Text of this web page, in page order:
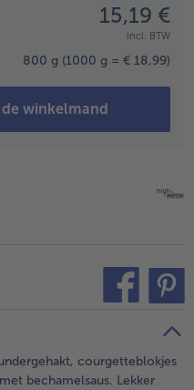
7 maaltijden naar keuze
15,19 €
incl. BTW
800 g (1000 g = € 18,99)
winkelmand
courgetteblokjes
bechamelsaus. Lekker